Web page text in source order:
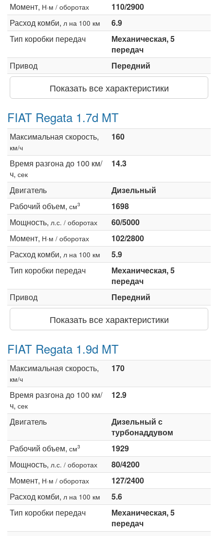
Момент, Н·м / оборотах
110/2900
Расход комби, л на 100 км
6.9
Тип коробки передач
Механическая, 5
передач
Привод
Передний
Показать все характеристики
FIAT Regata 1.7d MT
Максимальная скорость,
км/ч
160
Время разгона до 100 км/
ч, сек
14.3
Двигатель
Дизельный
Рабочий объем, см3
1698
Мощность, л.с. / оборотах
60/5000
Момент, Н·м / оборотах
102/2800
Расход комби, л на 100 км
5.9
Тип коробки передач
Механическая, 5
передач
Привод
Передний
Показать все характеристики
FIAT Regata 1.9d MT
Максимальная скорость,
км/ч
170
Время разгона до 100 км/
ч, сек
12.9
Двигатель
Дизельный с
турбонаддувом
Рабочий объем, см3
1929
Мощность, л.с. / оборотах
80/4200
Момент, Н·м / оборотах
127/2400
Расход комби, л на 100 км
5.6
Тип коробки передач
Механическая, 5
передач